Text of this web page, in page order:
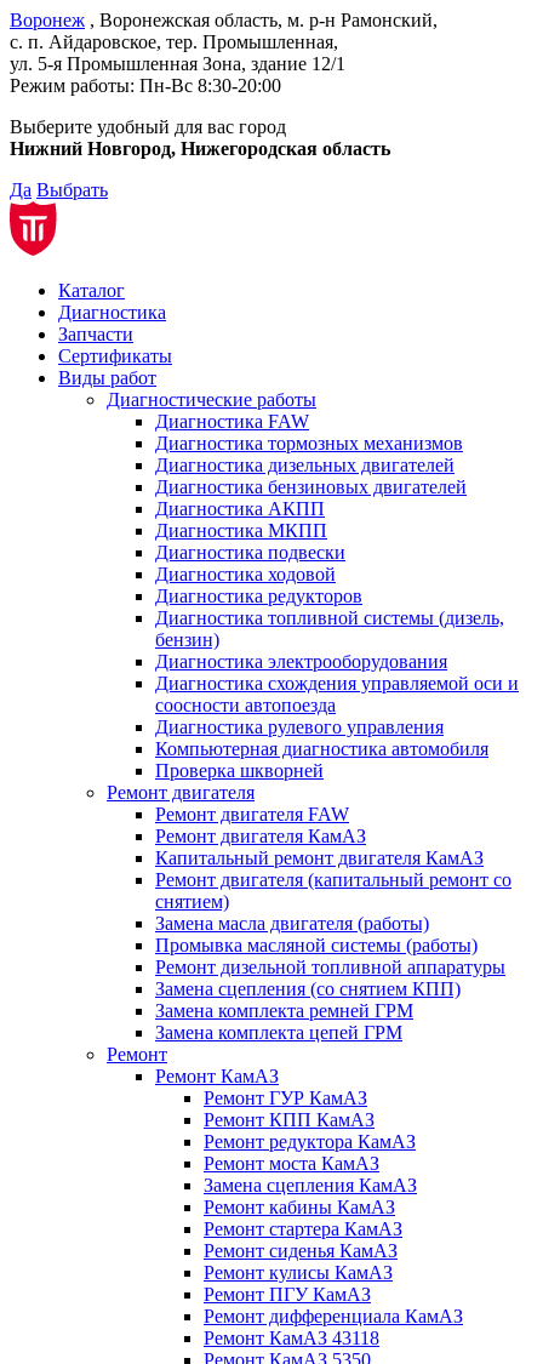
Воронеж , Воронежская область, м. р-н Рамонский,
с. п. Айдаровское, тер. Промышленная,
ул. 5-я Промышленная Зона, здание 12/1
Режим работы: Пн-Вс 8:30-20:00
Выберите удобный для вас город
Нижний Новгород, Нижегородская область
Да Выбрать
Каталог
Диагностика
Запчасти
Сертификаты
Виды работ
Диагностические работы
Диагностика FAW
Диагностика тормозных механизмов
Диагностика дизельных двигателей
Диагностика бензиновых двигателей
Диагностика АКПП
Диагностика МКПП
Диагностика подвески
Диагностика ходовой
Диагностика редукторов
Диагностика топливной системы (дизель,
бензин)
Диагностика электрооборудования
Диагностика схождения управляемой оси и
соосности автопоезда
Диагностика рулевого управления
Компьютерная диагностика автомобиля
Проверка шкворней
Ремонт двигателя
Ремонт двигателя FAW
Ремонт двигателя КамАЗ
Капитальный ремонт двигателя КамАЗ
Ремонт двигателя (капитальный ремонт со
снятием)
Замена масла двигателя (работы)
Промывка масляной системы (работы)
Ремонт дизельной топливной аппаратуры
Замена сцепления (со снятием КПП)
Замена комплекта ремней ГРМ
Замена комплекта цепей ГРМ
Ремонт
Ремонт КамАЗ
Ремонт ГУР КамАЗ
Ремонт КПП КамАЗ
Ремонт редуктора КамАЗ
Ремонт моста КамАЗ
Замена сцепления КамАЗ
Ремонт кабины КамАЗ
Ремонт стартера КамАЗ
Ремонт сиденья КамАЗ
Ремонт кулисы КамАЗ
Ремонт ПГУ КамАЗ
Ремонт дифференциала КамАЗ
Ремонт КамАЗ 43118
Ремонт КамАЗ 5350